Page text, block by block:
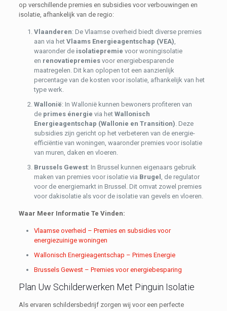
op verschillende premies en subsidies voor verbouwingen en
isolatie, afhankelijk van de regio:
Vlaanderen: De Vlaamse overheid biedt diverse premies
aan via het Vlaams Energieagentschap (VEA),
waaronder de isolatiepremie voor woningisolatie
en renovatiepremiesvoor energiebesparende
maatregelen. Dit kan oplopen tot een aanzienlijk
percentage van de kosten voor isolatie, afhankelijk van het
type werk.
Wallonië: In Wallonië kunnen bewoners profiteren van
de primes énergie via het Wallonisch
Energieagentschap (Wallonie en Transition). Deze
subsidies zijn gericht op het verbeteren van de energie-
efficiëntie van woningen, waaronder premies voor isolatie
van muren, daken en vloeren.
Brussels Gewest: In Brussel kunnen eigenaars gebruik
maken van premies voor isolatie via Brugel , de regulator
voor de energiemarkt in Brussel. Dit omvat zowel premies
voor dakisolatie als voor de isolatie van gevels en vloeren.
Waar Meer Informatie Te Vinden:
Vlaamse overheid – Premies en subsidies voor
energiezuinige woningen
Wallonisch Energieagentschap – Primes Energie
Brussels Gewest – Premies voor energiebesparing
Plan Uw Schilderwerken Met Pinguin Isolatie
Als ervaren schildersbedrijf zorgen wij voor een perfecte